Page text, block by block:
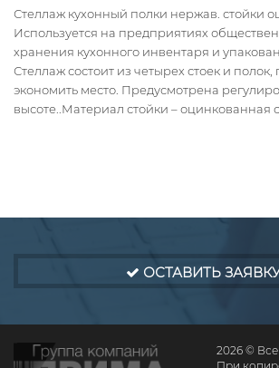
Стеллаж кухонный полки нержав. стойки
Используется на предприятиях
хранения кухонного инвентаря и
Стеллаж состоит из четырех стоек и полок,
экономить место. Предусмотрена
высоте..Материал стойки – оцинкованная
ОСТАВИТЬ
2026 ©